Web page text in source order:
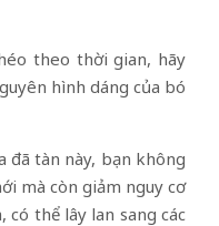
theo thời gian, hãy
hình dáng của bó
đã tàn này, bạn không
mà còn giảm nguy cơ
thể lây lan sang các